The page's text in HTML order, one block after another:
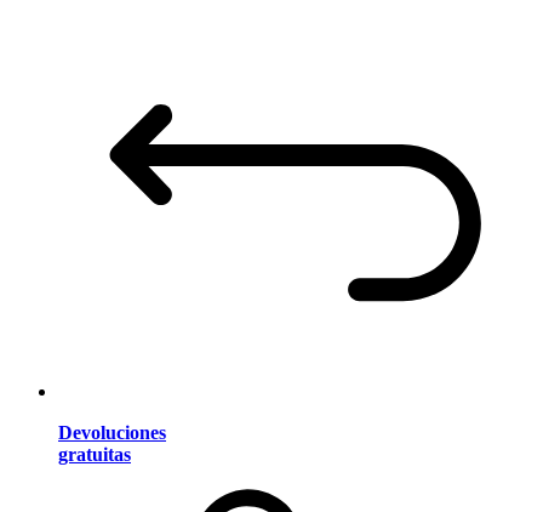
Devoluciones
gratuitas